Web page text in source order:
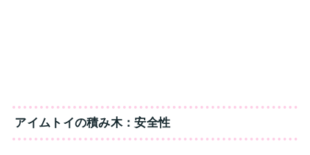
アイムトイの積み木：安全性